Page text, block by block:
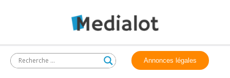
Annonces légales